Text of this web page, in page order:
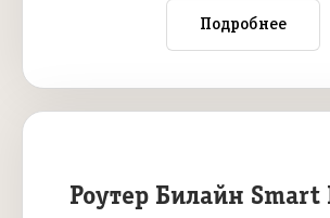
Подробнее
Роутер Билайн Smart